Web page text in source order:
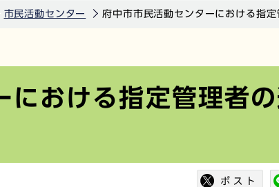
市民活動センター 府中市市民活動センターにおける指
における指定管理者